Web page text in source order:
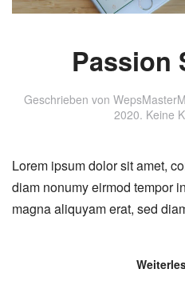
Passion
Geschrieben von
2020. Keine
Lorem ipsum dolor sit amet,
diam nonumy eirmod tempor
magna aliquyam erat, sed